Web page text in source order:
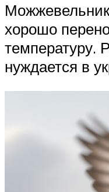
хорошо
температуру.
нуждается в